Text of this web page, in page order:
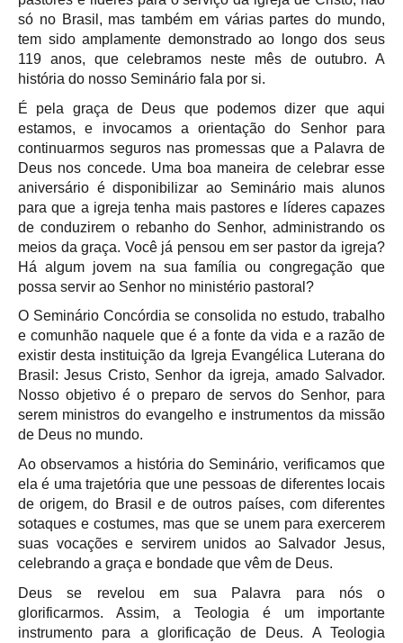
só no Brasil, mas também em várias partes do mundo,
tem sido amplamente demonstrado ao longo dos seus
119 anos, que celebramos neste mês de outubro. A
história do nosso Seminário fala por si.
É pela graça de Deus que podemos dizer que aqui
estamos, e invocamos a orientação do Senhor para
continuarmos seguros nas promessas que a Palavra de
Deus nos concede. Uma boa maneira de celebrar esse
aniversário é disponibilizar ao Seminário mais alunos
para que a igreja tenha mais pastores e líderes capazes
de conduzirem o rebanho do Senhor, administrando os
meios da graça. Você já pensou em ser pastor da igreja?
Há algum jovem na sua família ou congregação que
possa servir ao Senhor no ministério pastoral?
O Seminário Concórdia se consolida no estudo, trabalho
e comunhão naquele que é a fonte da vida e a razão de
existir desta instituição da Igreja Evangélica Luterana do
Brasil: Jesus Cristo, Senhor da igreja, amado Salvador.
Nosso objetivo é o preparo de servos do Senhor, para
serem ministros do evangelho e instrumentos da missão
de Deus no mundo.
Ao observamos a história do Seminário, verificamos que
ela é uma trajetória que une pessoas de diferentes locais
de origem, do Brasil e de outros países, com diferentes
sotaques e costumes, mas que se unem para exercerem
suas vocações e servirem unidos ao Salvador Jesus,
celebrando a graça e bondade que vêm de Deus.
Deus se revelou em sua Palavra para nós o
glorificarmos. Assim, a Teologia é um importante
instrumento para a glorificação de Deus. A Teologia